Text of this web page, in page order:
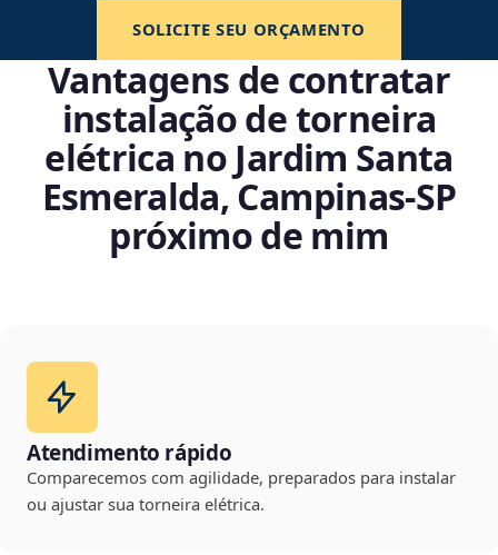
SOLICITE SEU ORÇAMENTO
Vantagens de contratar
instalação de torneira
elétrica no Jardim Santa
Esmeralda, Campinas‑SP
próximo de mim
Atendimento rápido
Comparecemos com agilidade, preparados para instalar
ou ajustar sua torneira elétrica.